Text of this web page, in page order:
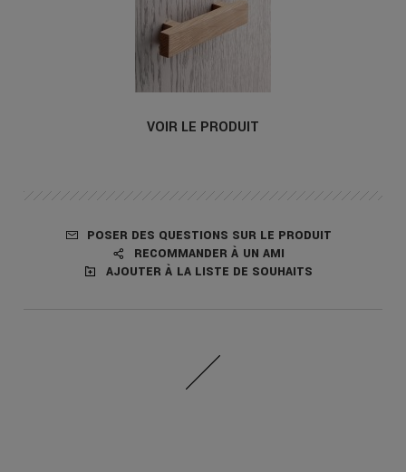
VOIR LE PRODUIT
POSER DES QUESTIONS SUR LE PRODUIT
RECOMMANDER À UN AMI
AJOUTER À LA LISTE DE SOUHAITS